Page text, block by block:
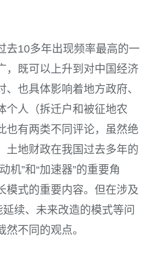
去10多年出现频率最高的一
，既可以上升到对中国经济
也具体影响着地方政府、
个人（拆迁户和被征地农
也有两类不同评论，虽然绝
土地财政在我国过去多年的
机”和“加速器”的重要角
模式的重要内容。但在涉及
延续、未来改造的模式等问
不同的观点。